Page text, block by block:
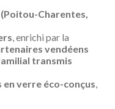
Charentes,
, enrichi par la
vendéens
transmis
en verre éco-conçus,